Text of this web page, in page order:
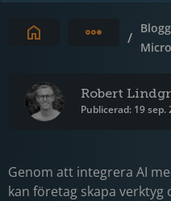
Expandera
/
Robert
Publicerad: 19 sep.
Genom att integrera AI
kan företag skapa